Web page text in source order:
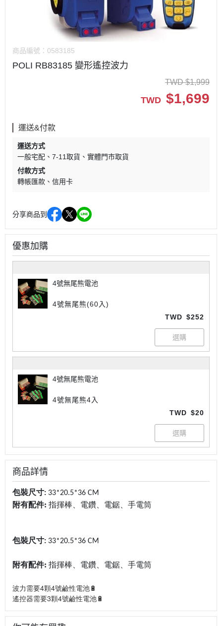
商品編號： 0583185
POLI RB83185 變形遙控波力
TWD $1,999
TWD $1,699
運送&付款
運送方式
一般宅配
7-11取貨
實體門市取貨
付款方式
轉帳匯款
信用卡
分享商品到
優惠加購
4號無尾熊電池
4號無尾熊(60入)
TWD $252
4號無尾熊電池
4號無尾熊4入
TWD $20
商品詳情
包裝尺寸: 33*20.5*36 CM
附有配件: 指揮棒、電鑽、電鋸、手電筒
包裝尺寸: 33*20.5*36 CM
附有配件: 指揮棒、電鑽、電鋸、手電筒
波力需要4顆4號鹼性電池🔋
遙控器需要3顆4號鹼性電池🔋